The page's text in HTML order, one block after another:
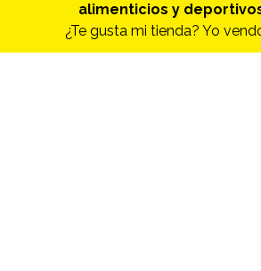
alimenticios y
¿Te gusta mi tienda? Yo